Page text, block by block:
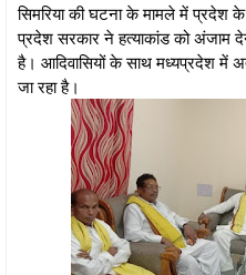
सिमरिया की घटना के मामले में प्रदेश के
प्रदेश सरकार ने हत्याकांड को अंजाम
है। आदिवासियों के साथ मध्यप्रदेश में
जा रहा है।